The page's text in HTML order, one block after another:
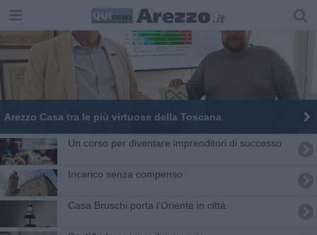
Arezzo Casa tra le più virtuose della Toscana
Un corso per diventare imprenditori di successo
Incarico senza compenso
​Casa Bruschi porta l’Oriente in città